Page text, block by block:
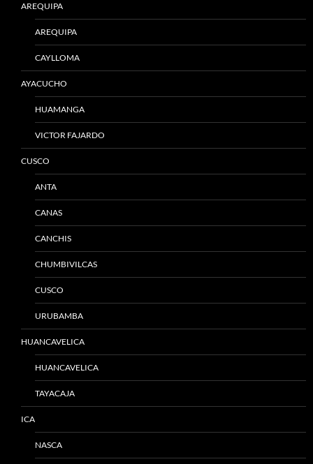
AREQUIPA
AREQUIPA
CAYLLOMA
AYACUCHO
HUAMANGA
VICTOR FAJARDO
CUSCO
ANTA
CANAS
CANCHIS
CHUMBIVILCAS
CUSCO
URUBAMBA
HUANCAVELICA
HUANCAVELICA
TAYACAJA
ICA
NASCA